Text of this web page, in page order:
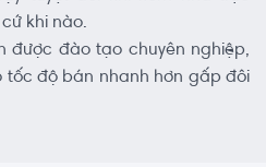
khi nào.
được đào tạo chuyên nghiệp,
tốc độ bán nhanh hơn gấp đôi